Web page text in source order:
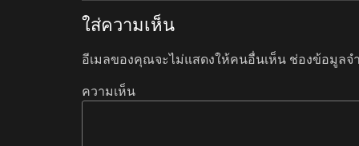
ใส่ความเห็น
อีเมลของคุณจะไม่แสดงให้คนอื่นเห็น ช่องข้อมูลจ
ความเห็น